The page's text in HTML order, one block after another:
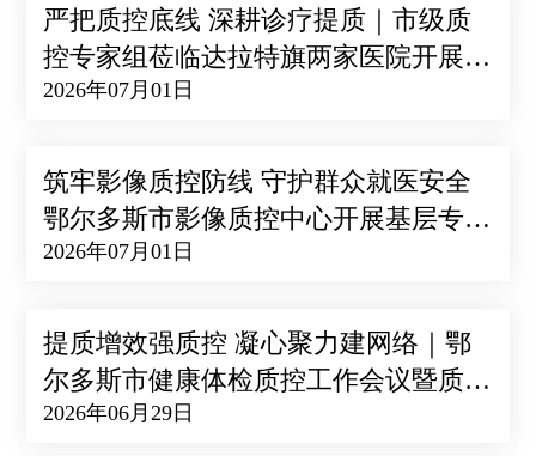
严把质控底线 深耕诊疗提质｜市级质
控专家组莅临达拉特旗两家医院开展血
液净化专项质控检查
2026年07月01日
筑牢影像质控防线 守护群众就医安全
鄂尔多斯市影像质控中心开展基层专项
督导培训
2026年07月01日
提质增效强质控 凝心聚力建网络｜鄂
尔多斯市健康体检质控工作会议暨质控
网络建设培训会成功召开
2026年06月29日